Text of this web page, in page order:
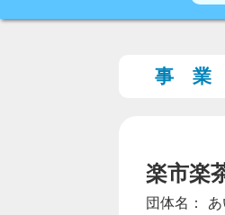
事 業
楽市楽
団体名：